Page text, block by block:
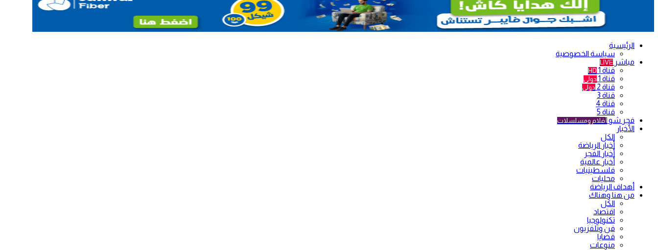
الرئيسية
سياسة الخصوصية
مباشر LIVE
قناة 1 HD
قناة 1 دولي
قناة 2 دولي
قناة 3
قناة 4
قناة 5
فجر شو أفلام ومسلسلات
الأخبار
الكل
أخبار الرياضة
أخبار الفجر
أخبار عالمية
فلسطينيات
محليات
أهداف الرياضة
من هنا وهناك
الكل
اقتصاد
تكنولوجيا
فن وتلفزيون
قضايا
منوعات